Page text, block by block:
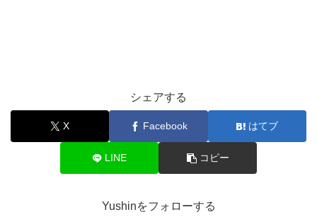
シェアする
X Facebook はてブ
LINE コピー
Yushinをフォローする